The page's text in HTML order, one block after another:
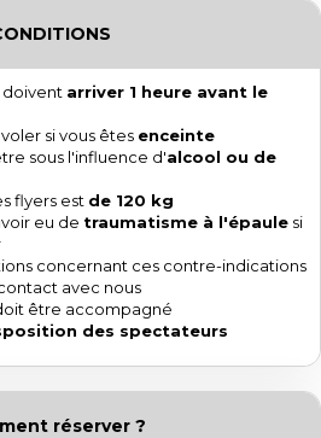
doivent arriver 1 heure avant le
si vous êtes enceinte
sous l'influence d'alcool ou de
flyers est de 120 kg
eu de traumatisme à l'épaule si
concernant ces contre-indications
avec nous
être accompagné
des spectateurs
réserver ?